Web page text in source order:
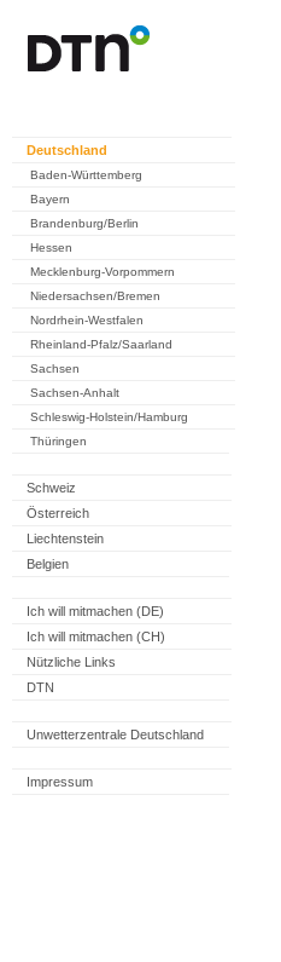
Deutschland
Baden-Württemberg
Bayern
Brandenburg/Berlin
Hessen
Mecklenburg-Vorpommern
Niedersachsen/Bremen
Nordrhein-Westfalen
Rheinland-Pfalz/Saarland
Sachsen
Sachsen-Anhalt
Schleswig-Holstein/Hamburg
Thüringen
Schweiz
Österreich
Liechtenstein
Belgien
Ich will mitmachen (DE)
Ich will mitmachen (CH)
Nützliche Links
DTN
Unwetterzentrale Deutschland
Impressum